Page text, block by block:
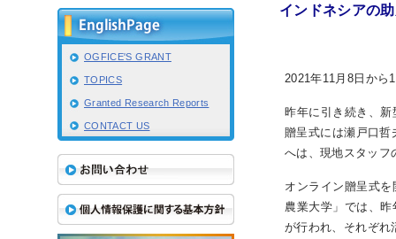
IR情報
採用情報
プレスリリース
OGFICE'S GRANT
TOPICS
Granted Research Reports
CONTACT US
インドネシアの
2021年11月8日から
昨年に引き続き、
贈呈式には瀬戸口哲
へは、現地スタッフ
オンライン贈呈式
農業大学」では、
が行われ、それぞれ